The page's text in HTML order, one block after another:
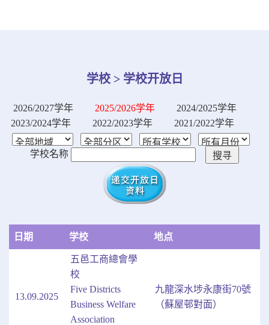
学校 > 学校开放日
2026/2027学年 2025/2026学年
2024/2025学年
2023/2024学年
2022/2023学年 2021/2022学年
学校名称
日期 学校 地点
13.09.2025
五邑工商總會學
校
Five Districts
Business Welfare
Association
九龍深水埗永康街70號
（蘇屋邨對面）